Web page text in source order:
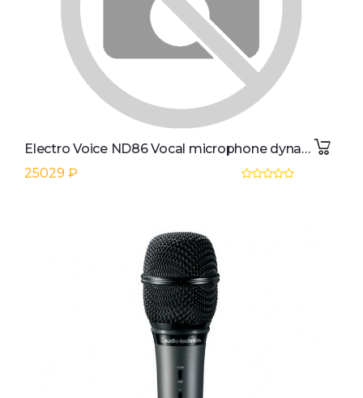
Electro Voice ND86 Vocal microphone dynamic cardioid
25029 ₽